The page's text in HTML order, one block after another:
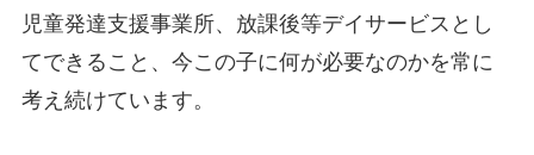
児童発達支援事業所、放課後等デイサービスとし
てできること、今この子に何が必要なのかを常に
考え続けています。